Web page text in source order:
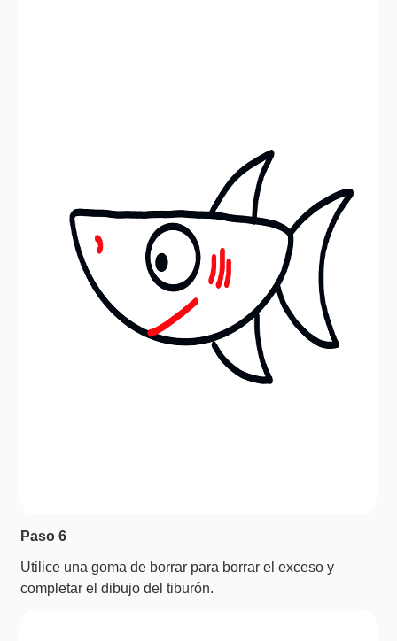
Paso 6
Utilice una goma de borrar para borrar el exceso y
completar el dibujo del tiburón.